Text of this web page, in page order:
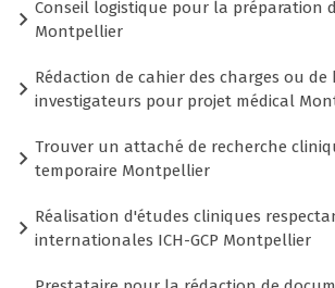
Conseil logistique pour la préparation
Montpellier
Rédaction de cahier des charges ou de
investigateurs pour projet médical
Trouver un attaché de recherche
temporaire Montpellier
Réalisation d'études cliniques
internationales ICH-GCP Montpellier